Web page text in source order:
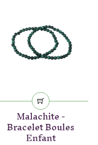
Malachite -
Bracelet Boules
Enfant